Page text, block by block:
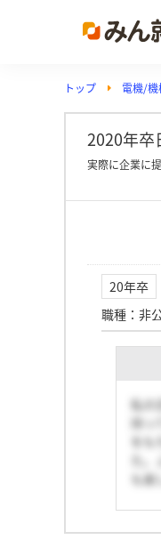
トップ 電機/
2020年卒
実際に企業に
20年卒
職種 ： 非
私の
持
を
た
も